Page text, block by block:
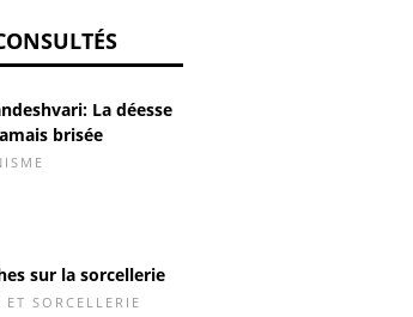
La déesse
brisée
sur la sorcellerie
ET SORCELLERIE